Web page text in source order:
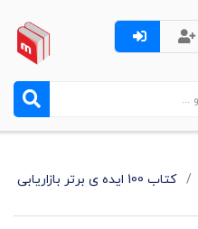
کتاب 100 ایده ی برتر بازاریابی